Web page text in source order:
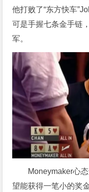
他打败了“东方快车
可是手握七条金手链
军。
Moneymaker心
望能获得一笔小的奖